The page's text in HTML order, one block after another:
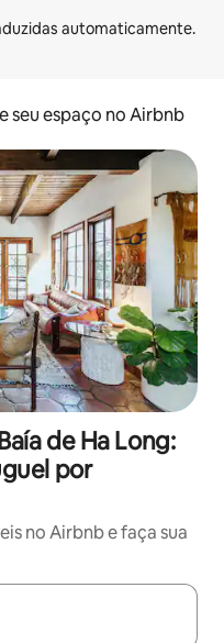
seu espaço no Airbnb
de Ha Long:
por
no Airbnb e faça sua
disponíveis, explore-os